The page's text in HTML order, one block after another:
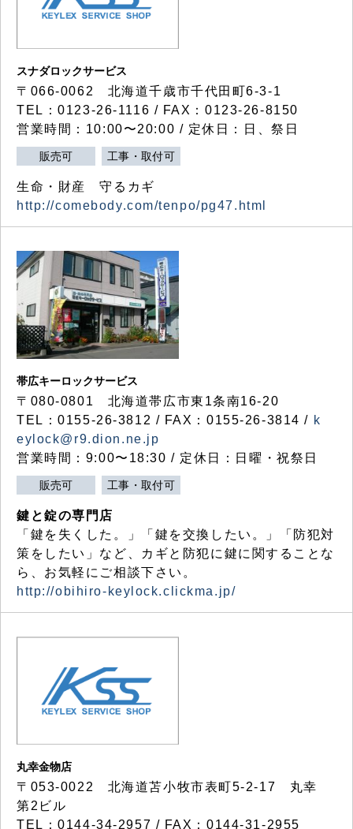
スナダロックサービス
〒066-0062 北海道千歳市千代田町6-3-1
TEL：0123-26-1116 / FAX：0123-26-8150
営業時間：10:00〜20:00 / 定休日：日、祭日
販売可 工事・取付可
生命・財産 守るカギ
http://comebody.com/tenpo/pg47.html
帯広キーロックサービス
〒080-0801 北海道帯広市東1条南16-20
TEL：0155-26-3812 / FAX：0155-26-3814 / k
eylock@r9.dion.ne.jp
営業時間：9:00〜18:30 / 定休日：日曜・祝祭日
販売可 工事・取付可
鍵と錠の専門店
「鍵を失くした。」「鍵を交換したい。」「防犯対
策をしたい」など、カギと防犯に鍵に関することな
ら、お気軽にご相談下さい。
http://obihiro-keylock.clickma.jp/
丸幸金物店
〒053-0022 北海道苫小牧市表町5-2-17 丸幸
第2ビル
TEL：0144-34-2957 / FAX：0144-31-2955